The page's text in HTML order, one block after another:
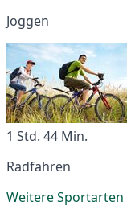
Joggen
1 Std. 44 Min.
Radfahren
Weitere Sportarten